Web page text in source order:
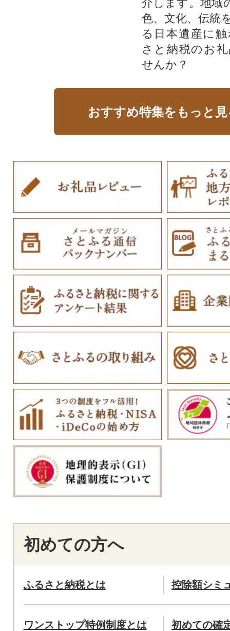
介します。地域
色、文化、伝統
る日本遺産に
さと納税のお
せんか？​​​
おすすめ特集をもっと
初めての方へ
ふるさと納税とは 控除額シミ
ワンストップ特例制度とは 初めての確